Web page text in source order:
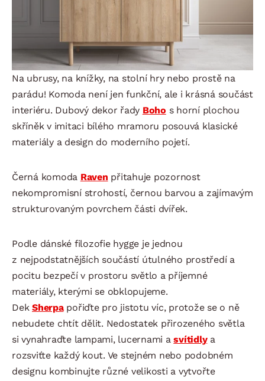
Na ubrusy, na knížky, na stolní hry nebo prostě na
parádu! Komoda není jen funkční, ale i krásná součást
interiéru. Dubový dekor řady Boho s horní plochou
skříněk v imitaci bílého mramoru posouvá klasické
materiály a design do moderního pojetí.
Černá komoda Raven přitahuje pozornost
nekompromisní strohostí, černou barvou a zajímavým
strukturovaným povrchem části dvířek.
Podle dánské filozofie hygge je jednou
z nejpodstatnějších součástí útulného prostředí a
pocitu bezpečí v prostoru světlo a příjemné
materiály, kterými se obklopujeme.
Dek Sherpapořiďte pro jistotu víc, protože se o ně
nebudete chtít dělit. Nedostatek přirozeného světla
si vynahraďte lampami, lucernami asvítidlya
rozsviťte každý kout. Ve stejném nebo podobném
designu kombinujte různé velikosti a vytvořte